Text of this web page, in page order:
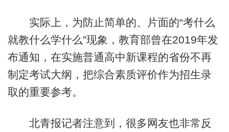
实际上，为防止简单的、片面的“考什么
就教什么学什么”现象，教育部曾在2019年发
布通知，在实施普通高中新课程的省份不再
制定考试大纲，把综合素质评价作为招生录
取的重要参考。
北青报记者注意到，很多网友也非常反